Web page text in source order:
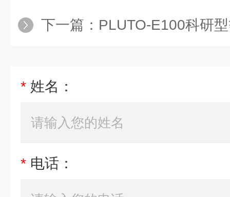
下一篇： PLUTO-E100科研型等离子
* 姓名：
* 电话：